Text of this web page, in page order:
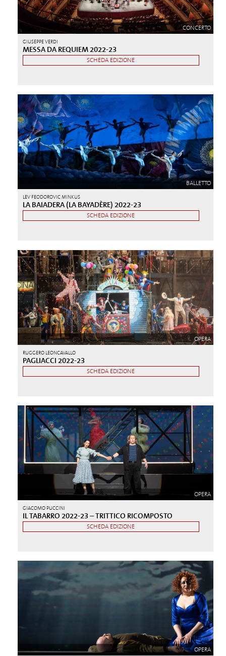
CONCERTO
GIUSEPPE VERDI
MESSA DA REQUIEM 2022-23
SCHEDA EDIZIONE
BALLETTO
LEV FEODOROVIC MINKUS
LA BAIADERA (LA BAYADÈRE) 2022-23
SCHEDA EDIZIONE
OPERA
RUGGERO LEONCAVALLO
PAGLIACCI 2022-23
SCHEDA EDIZIONE
OPERA
GIACOMO PUCCINI
IL TABARRO 2022-23 – TRITTICO RICOMPOSTO
SCHEDA EDIZIONE
OPERA